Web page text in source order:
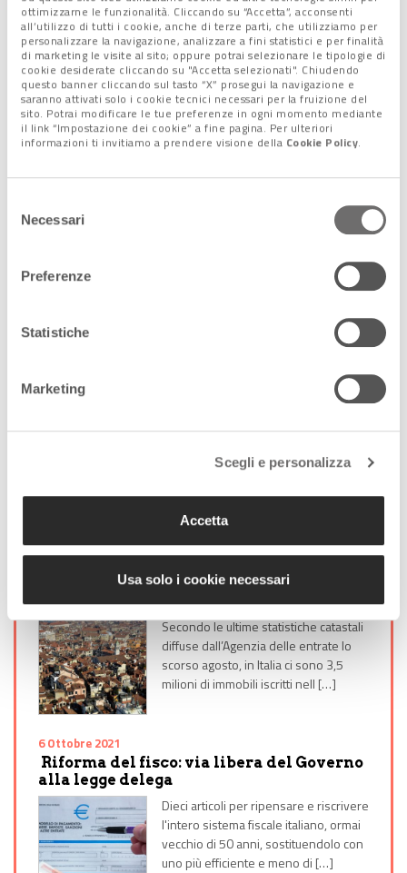
ottimizzarne le funzionalità. Cliccando su “Accetta”, acconsenti
all’utilizzo di tutti i cookie, anche di terze parti, che utilizziamo per
personalizzare la navigazione, analizzare a fini statistici e per finalità
di marketing le visite al sito; oppure potrai selezionare le tipologie di
cookie desiderate cliccando su "Accetta selezionati". Chiudendo
questo banner cliccando sul tasto “X” prosegui la navigazione e
saranno attivati solo i cookie tecnici necessari per la fruizione del
sito. Potrai modificare le tue preferenze in ogni momento mediante
il link “Impostazione dei cookie” a fine pagina. Per ulteriori
informazioni ti invitiamo a prendere visione della Cookie Policy.
delNecessari
Preferenze
Statistiche
Marketing
Scegli e personalizza
Accetta
Usa solo i cookie necessari
Tag:catasto,fisco
Condividi l'articolo:
Share on Facebook
Share on Twitter
Share on E-Mail
Share on WhatsApp
Share on Telegram
Leggi anche:
6 Maggio 2022
Un nuovo censimento degli immobili e
La riforma del catasto si farà. Ma non
ci sarà alcun incremento di tass […]
Legge delega (della riforma Fiscale).
Case: in Italia boom di “ruderi” per
sfuggire alla tassazione
Secondo le ultime statistiche catastali
diffuse dall’Agenzia delle entrate lo
scorso agosto, in Italia ci sono 3,5
milioni di immobili iscritti nell […]
6 Ottobre 2021
Riforma del fisco: via libera del Governo
alla legge delega
Dieci articoli per ripensare e riscrivere
l'intero sistema fiscale italiano, ormai
vecchio di 50 anni, sostituendolo con
uno più efficiente e meno di […]